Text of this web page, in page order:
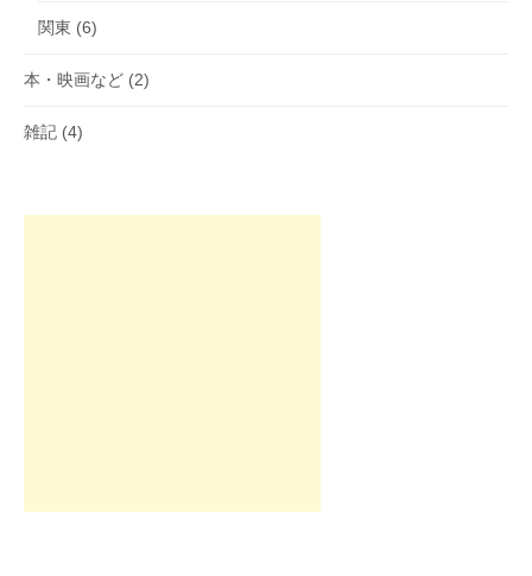
関東 (6)
本・映画など (2)
雑記 (4)